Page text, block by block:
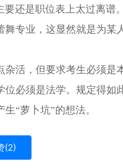
要还是职位表上太过离谱
专业，这显然就是为某
活，但要求考生必须是
必须是法学。规定得如
“萝卜坑”的想法。
(2)